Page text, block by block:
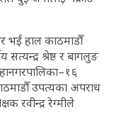
भई हाल काठमाडौँ
सत्यन्द्र श्रेष्ठ र बागलुङ
उपत्यका अपराध
रवीन्द्र रेग्मीले